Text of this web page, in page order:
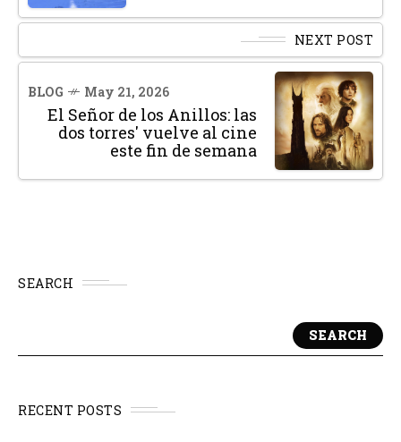
NEXT POST
BLOG May 21, 2026
El Señor de los Anillos: las
dos torres' vuelve al cine
este fin de semana
SEARCH
SEARCH
RECENT POSTS